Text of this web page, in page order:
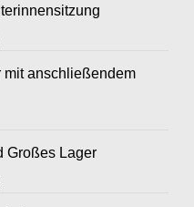
mit anschließendem
Großes Lager